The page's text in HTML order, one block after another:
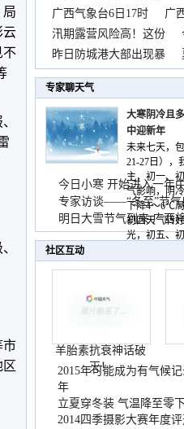
局
云
不
市
区
晴热
广西气象台6日17时
广
汛期露营风险高！这份
暴雨
昨日防城港大部出现暴
秀山
专家聊天气
大寒阴冷且
中迎新年
未来七天，
21-27日），
主，初一、
气影响，阴
下降4～6℃
初四天气转
光，初五、
今日小寒 开始进入一年
专家访谈——“冬至”节气
温低
明日大雪节气到来 广西
天气
社区互动
羊胎素抗衰神话破
灭！
2015年可能成为有气候
年
立夏穿冬装 气温降至零
2014四季摄影大赛年度